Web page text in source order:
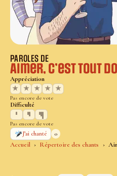
Accueil Répertoire des chants
PAROLES DE
Aimer, c’est tout
Appréciation
★
★ ★ ★ ★
Pas encore de vote
Difficulté
Pas encore de vote
J’ai chanté
0